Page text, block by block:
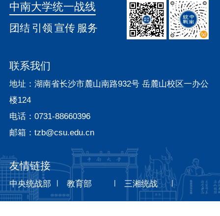
中南大学统一战线
团结 引领 宣传 服务
联系我们
地址：湖南省长沙市麓山南路932号 岳麓山校区一办公
楼124
电话：0731-88660396
邮箱：tzb@csu.edu.cn
友情链接
中央统战部 | 教育部 | 三湘统战 |